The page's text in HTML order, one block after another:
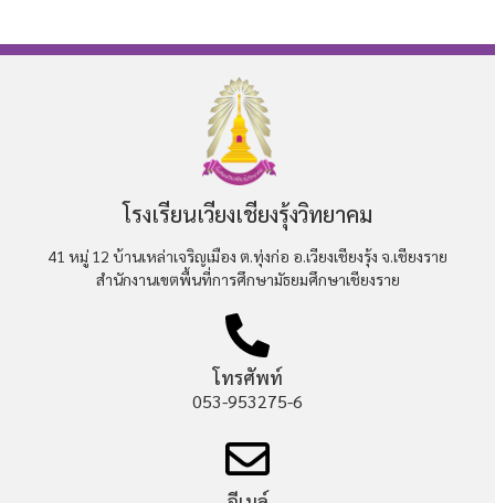
โรงเรียนเวียงเชียงรุ้งวิทยาคม
41 หมู่ 12 บ้านเหล่าเจริญเมือง ต.ทุ่งก่อ อ.เวียงเชียงรุ้ง จ.เชียงราย
สำนักงานเขตพื้นที่การศึกษามัธยมศึกษาเชียงราย
โทรศัพท์
053-953275-6